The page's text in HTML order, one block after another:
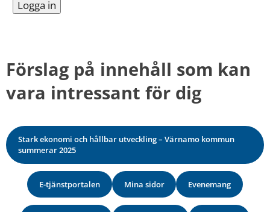
Förslag på innehåll som kan
vara intressant för dig
Stark ekonomi och hållbar utveckling – Värnamo kommun
summerar 2025
E-tjänstportalen Mina sidor Evenemang
sidan